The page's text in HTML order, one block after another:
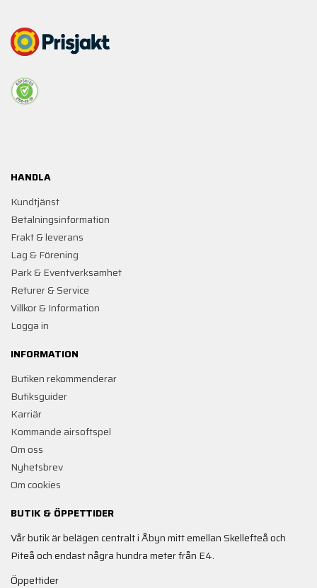
HANDLA
Kundtjänst
Betalningsinformation
Frakt & leverans
Lag & Förening
Park & Eventverksamhet
Returer & Service
Villkor & Information
Logga in
INFORMATION
Butiken rekommenderar
Butiksguider
Karriär
Kommande airsoftspel
Om oss
Nyhetsbrev
Om cookies
BUTIK & ÖPPETTIDER
Vår butik är belägen centralt i Åbyn mitt emellan Skellefteå och
Piteå och endast några hundra meter från E4.
Öppettider